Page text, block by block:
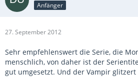
Anfänger
27. September 2012
Sehr empfehlenswert die Serie, die
menschlich, von daher ist der
gut umgesetzt. Und der Vampir